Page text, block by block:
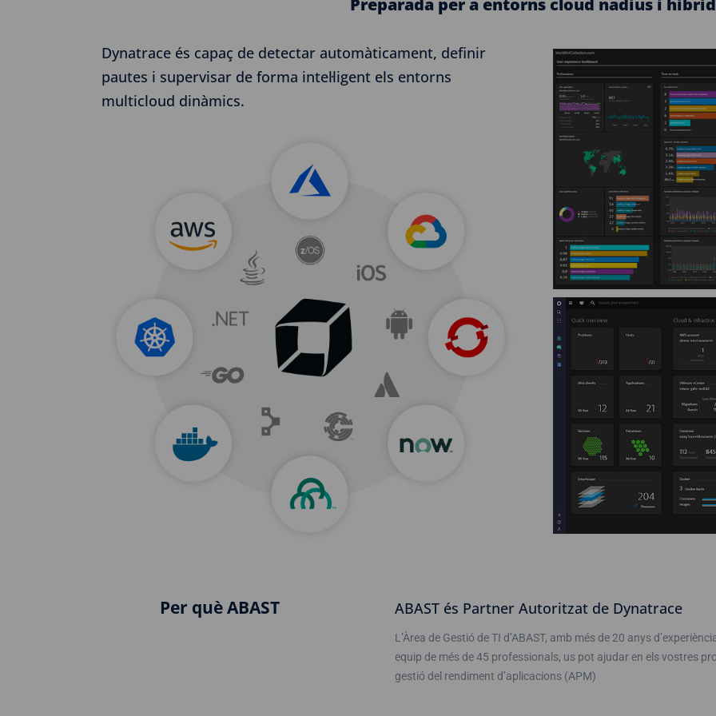
Preparada per a entorns cloud nadius i
Dynatrace és capaç de detectar automàticament, definir
pautes i supervisar de forma intel·ligent els entorns
multicloud dinàmics.
Per què ABAST ABAST és Partner Autoritzat de Dynatrace
L’Àrea de Gestió de TI d’ABAST, amb més de 20 anys
equip de més de 45 professionals, us pot ajudar en els vostres
gestió del rendiment d’aplicacions (APM)